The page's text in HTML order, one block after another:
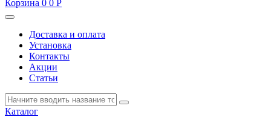
Корзина 0 0 Р
Доставка и оплата
Установка
Контакты
Акции
Статьи
Каталог